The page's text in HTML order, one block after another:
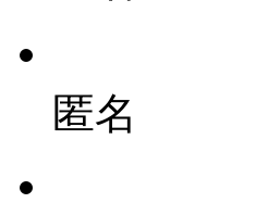
匿名